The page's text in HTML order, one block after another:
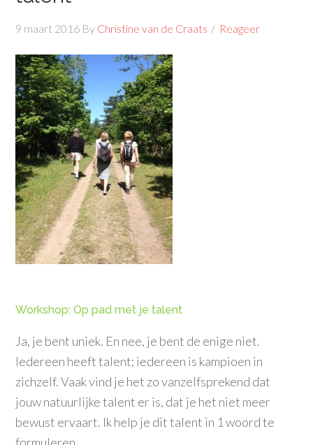
9 maart 2016 By Christine van de Craats Reageer
Workshop: Op pad met je talent
Ja, je bent uniek. En nee, je bent de enige niet.
Iedereen heeft talent; iedereen is kampioen in
zichzelf. Vaak vind je het zo vanzelfsprekend dat
jouw natuurlijke talent er is, dat je het niet meer
bewust ervaart. Ik help je dit talent in 1 woord te